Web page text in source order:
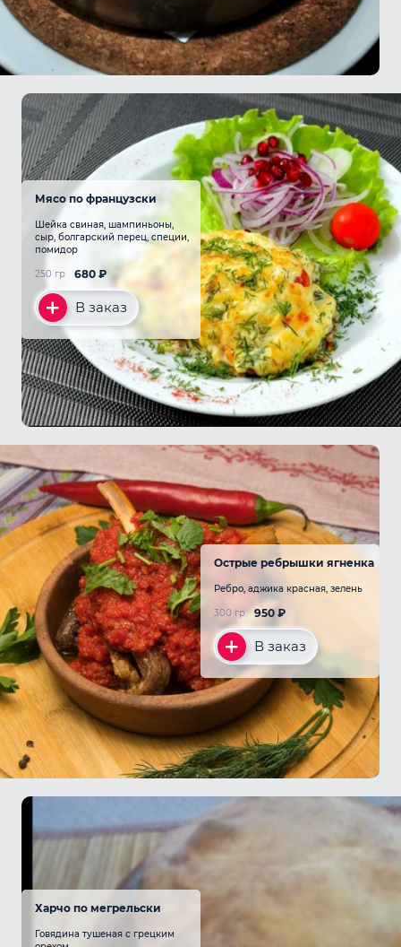
Мясо по французски
Шейка свиная, шампиньоны,
сыр, болгарский перец, специи,
помидор
680 ₽
250 гр
В заказ
Острые ребрышки ягненка
Ребро, аджика красная, зелень
950 ₽
300 гр
В заказ
Харчо по мегрельски
Говядина тушеная с грецким